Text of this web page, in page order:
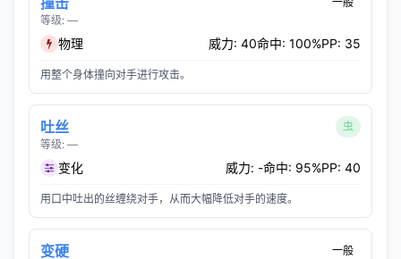
等级: —
物理 威力: 40命中: 100%PP: 35
用整个身体撞向对手进行攻击。
吐丝
等级: —
虫
变化 威力: -命中: 95%PP: 40
用口中吐出的丝缠绕对手，从而大幅降低对手的速度。
变硬 一般